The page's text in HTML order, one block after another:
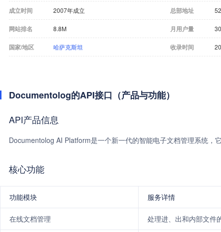
成立时间 2007年成立 总部地址
网站排名 8.8M 月用户量
国家/地区 哈萨克斯坦 收录时间
Documentolog的API接口（产品与功能）
API产品信息
Documentolog AI Platform是一个新一代的智能电子文档管理系统
核心功能
功能模块 服务详情
在线文档管理 处理进、出和内部文件